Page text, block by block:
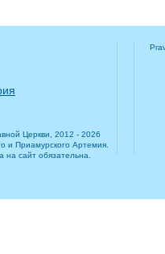
Церкви, 2012 - 2026
и Приамурского Артемия.
на сайт обязательна.